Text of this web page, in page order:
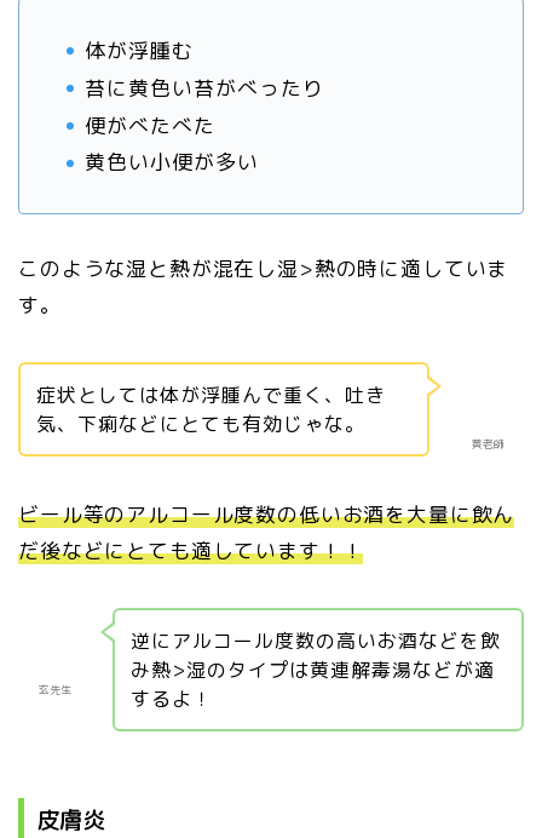
体が浮腫む
苔に黄色い苔がべったり
便がべたべた
黄色い小便が多い
このような湿と熱が混在し湿>熱の時に適していま
す。
黄老師
症状としては体が浮腫んで重く、吐き
気、下痢などにとても有効じゃな。
ビール等のアルコール度数の低いお酒を大量に飲ん
だ後などにとても適しています！！
玄先生
逆にアルコール度数の高いお酒などを飲
み熱>湿のタイプは黄連解毒湯などが適
するよ！
皮膚炎